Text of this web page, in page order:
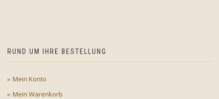
RUND UM IHRE BESTELLUNG
Mein Konto
Mein Warenkorb